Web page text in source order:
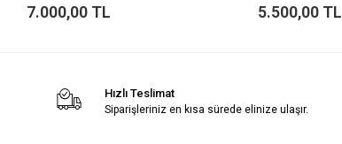
7.000,00 TL 5.500,00 TL
Hızlı Teslimat
Siparişleriniz en kısa sürede elinize ulaşır.